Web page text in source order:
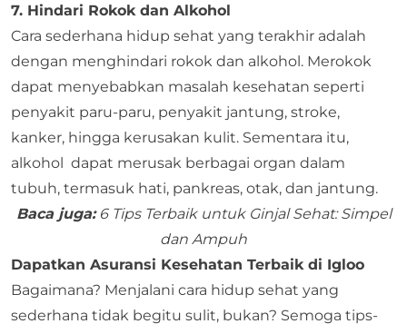
7. Hindari Rokok dan Alkohol
Cara sederhana hidup sehat yang terakhir adalah
dengan menghindari rokok dan alkohol. Merokok
dapat menyebabkan masalah kesehatan seperti
penyakit paru-paru, penyakit jantung, stroke,
kanker, hingga kerusakan kulit. Sementara itu,
alkohol dapat merusak berbagai organ dalam
tubuh, termasuk hati, pankreas, otak, dan jantung.
Baca juga:6 Tips Terbaik untuk Ginjal Sehat: Simpel
dan Ampuh
Dapatkan Asuransi Kesehatan Terbaik di Igloo
Bagaimana? Menjalani cara hidup sehat yang
sederhana tidak begitu sulit, bukan? Semoga tips-